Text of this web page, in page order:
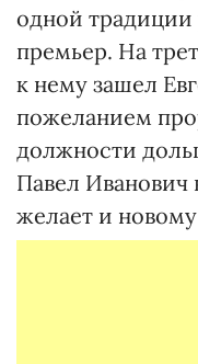
одной традиции
премьер. На
к нему зашел
пожеланием
должности
Павел
желает и